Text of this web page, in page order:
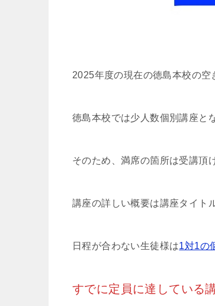
2025年度の現在の徳島本校の空
徳島本校では少人数個別講座と
そのため、満席の箇所は受講頂
講座の詳しい概要は講座タイト
日程が合わない生徒様は1対1の
すでに定員に達している